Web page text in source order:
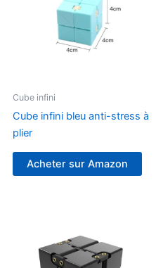
Cube infini
Cube infini bleu anti-stress à
plier
Acheter sur Amazon